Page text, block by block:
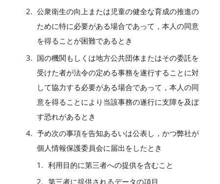
公衆衛生の向上または児童の健全な育成の推進の
ために特に必要がある場合であって，本人の同意
を得ることが困難であるとき
国の機関もしくは地方公共団体またはその委託を
受けた者が法令の定める事務を遂行することに対
して協力する必要がある場合であって，本人の同
意を得ることにより当該事務の遂行に支障を及ぼ
す恐れがあるとき
予め次の事項を告知あるいは公表し，かつ弊社が
個人情報保護委員会に届出をしたとき
利用目的に第三者への提供を含むこと
第三者に提供されるデータの項目